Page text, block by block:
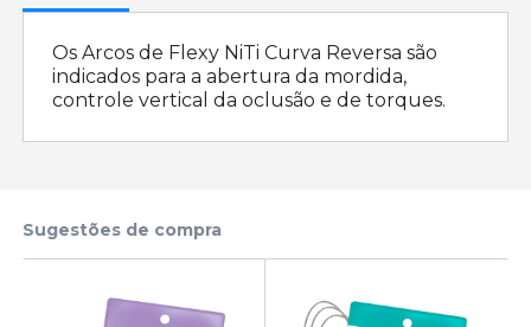
Os Arcos de Flexy NiTi Curva Reversa são
indicados para a abertura da mordida,
controle vertical da oclusão e de torques.
Sugestões de compra